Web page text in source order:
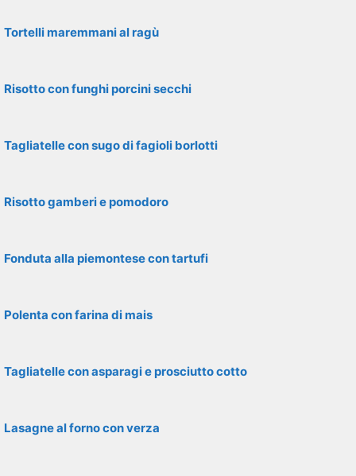
Tortelli maremmani al ragù
Risotto con funghi porcini secchi
Tagliatelle con sugo di fagioli borlotti
Risotto gamberi e pomodoro
Fonduta alla piemontese con tartufi
Polenta con farina di mais
Tagliatelle con asparagi e prosciutto cotto
Lasagne al forno con verza